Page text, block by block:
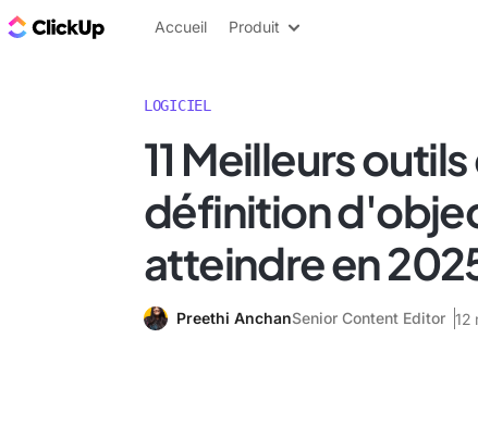
ClickUp Blog
Accueil Produit
LOGICIEL
11 Meilleurs
définition
atteindre en
Preethi AnchanSenior Content Editor 12